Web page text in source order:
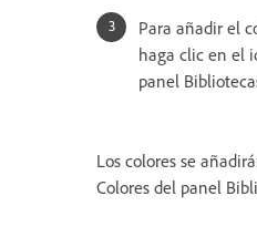
Para añadir el
haga clic en el
panel
Los colores se
Colores del panel